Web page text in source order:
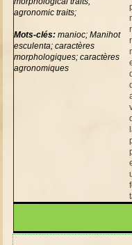
agronomic traits;
Mots-clés:manioc; Manihot
esculenta; caractères
morphologiques; caractères
agronomiques